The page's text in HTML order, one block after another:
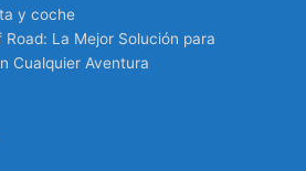
y coche
La Mejor Solución para
Cualquier Aventura